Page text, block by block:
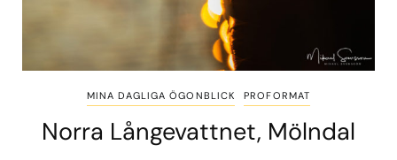
MINA DAGLIGA ÖGONBLICK PROFORMAT
Norra Långevattnet, Mölndal